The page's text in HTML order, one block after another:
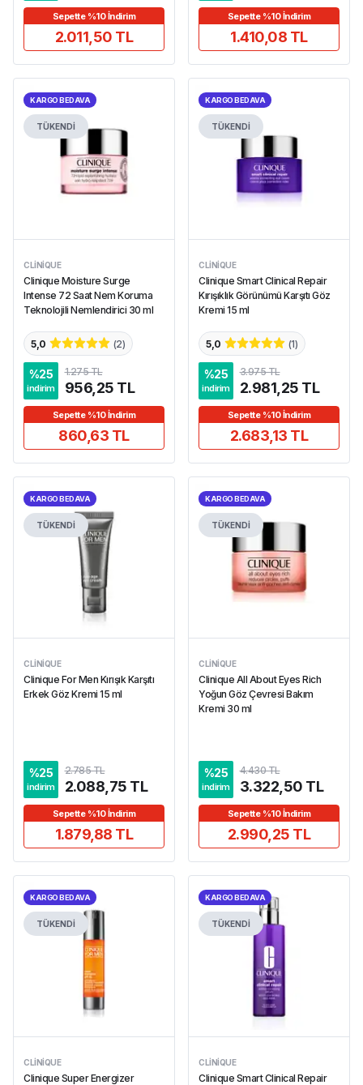
Sepette %10 İndirim
2.011,50 TL
Sepette %10 İndirim
1.410,08 TL
KARGO BEDAVA
TÜKENDİ
CLINIQUE
Clinique Moisture Surge
Intense 72 Saat Nem Koruma
Teknolojili Nemlendirici 30 ml
5,0 (2)
%25
indirim
1.275 TL
956,25 TL
Sepette %10 İndirim
860,63 TL
KARGO BEDAVA
TÜKENDİ
CLINIQUE
Clinique Smart Clinical Repair
Kırışıklık Görünümü Karşıtı Göz
Kremi 15 ml
5,0 (1)
%25
indirim
3.975 TL
2.981,25 TL
Sepette %10 İndirim
2.683,13 TL
KARGO BEDAVA
TÜKENDİ
CLINIQUE
Clinique For Men Kırışık Karşıtı
Erkek Göz Kremi 15 ml
%25
indirim
2.785 TL
2.088,75 TL
Sepette %10 İndirim
1.879,88 TL
KARGO BEDAVA
TÜKENDİ
CLINIQUE
Clinique All About Eyes Rich
Yoğun Göz Çevresi Bakım
Kremi 30 ml
%25
indirim
4.430 TL
3.322,50 TL
Sepette %10 İndirim
2.990,25 TL
KARGO BEDAVA
TÜKENDİ
CLINIQUE
Clinique Super Energizer
KARGO BEDAVA
TÜKENDİ
CLINIQUE
Clinique Smart Clinical Repair